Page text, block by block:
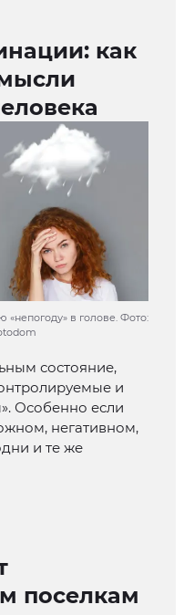
как
«непогоду» в голове. Фото:
состояние,
и
Особенно если
негативном,
и те же
поселкам